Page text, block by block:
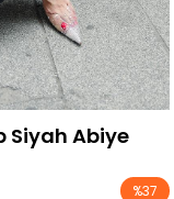
Siyah Abiye
%37